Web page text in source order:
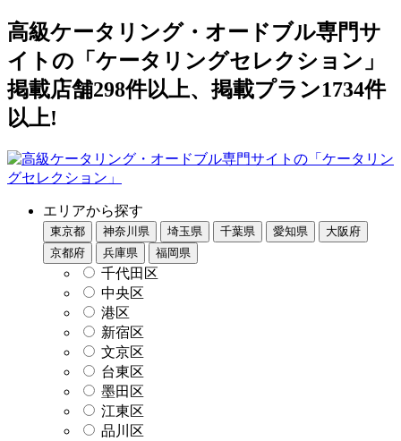
高級ケータリング・オードブル専門サ
イトの「ケータリングセレクション」
掲載店舗298件以上、掲載プラン1734件
以上!
エリアから探す
東京都 神奈川県 埼玉県 千葉県 愛知県
大阪府
京都府
兵庫県 福岡県
千代田区
中央区
港区
新宿区
文京区
台東区
墨田区
江東区
品川区